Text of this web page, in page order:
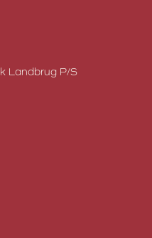
Landbrug P/S